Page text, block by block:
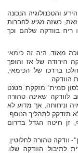
והטכנולוגיה הנכונה
זאת, כשזה מגיע לחברות
בוודקה שלהם וכך
מאוד. היה זה כימאי
הירודה של אז והופך
בדרכו של הכימאי,
הוודקה.
אולסון סמית' מזקקת פטנט
לוודקה שאינה טהורה
וניחוחה, אך מדוע לא
תזדקק לתהליך הנוסף.
זן חיטה הגדל בדרום
וודקה טהורה לחלוטין.
לתיבול הוודקה שלו.